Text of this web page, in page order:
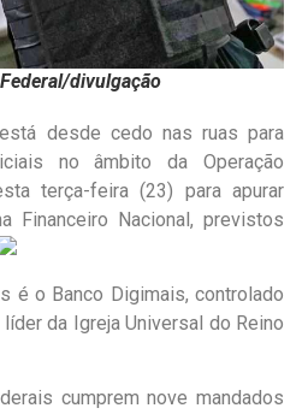
divulgação
desde cedo nas ruas para
no âmbito da Operação
terça-feira (23) para apurar
Financeiro Nacional, previstos
é o Banco Digimais, controlado
da Igreja Universal do Reino
cumprem nove mandados